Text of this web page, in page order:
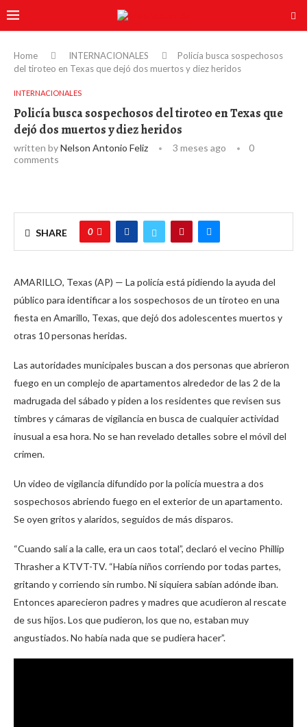
Home INTERNACIONALES
Policía busca sospechosos
del tiroteo en Texas que dejó dos muertos y diez heridos
INTERNACIONALES
Policía busca sospechosos del tiroteo en Texas que
dejó dos muertos y diez heridos
written byNelson Antonio Feliz 3 meses ago
0
comments
SHARE 0
AMARILLO, Texas (AP) — La policía está pidiendo la ayuda del
público para identificar a los sospechosos de un tiroteo en una
fiesta en Amarillo, Texas, que dejó dos adolescentes muertos y
otras 10 personas heridas.
Las autoridades municipales buscan a dos personas que abrieron
fuego en un complejo de apartamentos alrededor de las 2 de la
madrugada del sábado y piden a los residentes que revisen sus
timbres y cámaras de vigilancia en busca de cualquier actividad
inusual a esa hora. No se han revelado detalles sobre el móvil del
crimen.
Un video de vigilancia difundido por la policía muestra a dos
sospechosos abriendo fuego en el exterior de un apartamento.
Se oyen gritos y alaridos, seguidos de más disparos.
“Cuando salí a la calle, era un caos total”, declaró el vecino Phillip
Thrasher a KTVT-TV. “Había niños corriendo por todas partes,
gritando y corriendo sin rumbo. Ni siquiera sabían adónde iban.
Entonces aparecieron padres y madres que acudieron al rescate
de sus hijos. Los que pudieron, los que no, estaban muy
angustiados. No había nada que se pudiera hacer”.